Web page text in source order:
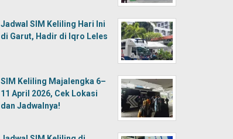
Jadwal SIM Keliling Hari Ini
di Garut, Hadir di Iqro Leles
SIM Keliling Majalengka 6–
11 April 2026, Cek Lokasi
dan Jadwalnya!